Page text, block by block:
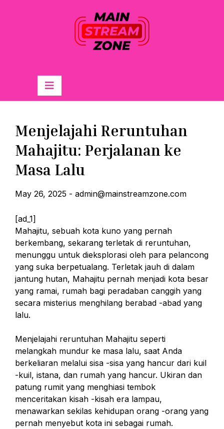
Primary
Menu
Menjelajahi Reruntuhan
Mahajitu: Perjalanan ke
Masa Lalu
May 26, 2025 - admin@mainstreamzone.com
[ad_1]
Mahajitu, sebuah kota kuno yang pernah
berkembang, sekarang terletak di reruntuhan,
menunggu untuk dieksplorasi oleh para pelancong
yang suka berpetualang. Terletak jauh di dalam
jantung hutan, Mahajitu pernah menjadi kota besar
yang ramai, rumah bagi peradaban canggih yang
secara misterius menghilang berabad -abad yang
lalu.
Menjelajahi reruntuhan Mahajitu seperti
melangkah mundur ke masa lalu, saat Anda
berkeliaran melalui sisa -sisa yang hancur dari kuil
-kuil, istana, dan rumah yang hancur. Ukiran dan
patung rumit yang menghiasi tembok
menceritakan kisah -kisah era lampau,
menawarkan sekilas kehidupan orang -orang yang
pernah menyebut kota ini sebagai rumah.